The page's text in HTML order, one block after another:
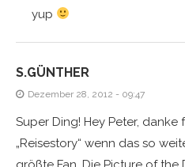
yup
S.GÜNTHER
Dezember 28, 2012 - 09:47
Super Ding! Hey Peter,
„Reisestory“ wenn das so